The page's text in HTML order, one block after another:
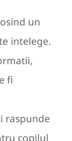
un
intelege.
fi
raspunde
copilul